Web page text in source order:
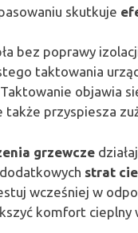
skutkuje
bez poprawy
taktowania
objawia
także przyspiesza
grzewcze
strat
wcześniej w
komfort cieplny